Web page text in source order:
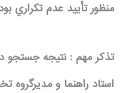
منظور تأييد عدم تكراري
تذكر مهم : نتيجه جستجو
استاد راهنما و